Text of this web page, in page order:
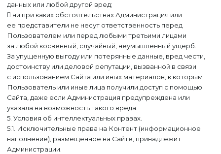
данных или любой другой вред;
 ни при каких обстоятельствах Администрация или
ее представители не несут ответственность перед
Пользователем или перед любыми третьими лицами
за любой косвенный, случайный, неумышленный ущерб.
За упущенную выгоду или потерянные данные, вред чести,
достоинству или деловой репутации, вызванной в связи
с использованием Сайта или иных материалов, к которым
Пользователь или иные лица получили доступ с помощью
Сайта, даже если Администрация предупреждена или
указала на возможность такого вреда.
5. Условия об интеллектуальных правах.
5.1. Исключительные права на Контент (информационное
наполнение), размещенное на Сайте, принадлежит
Администрации.